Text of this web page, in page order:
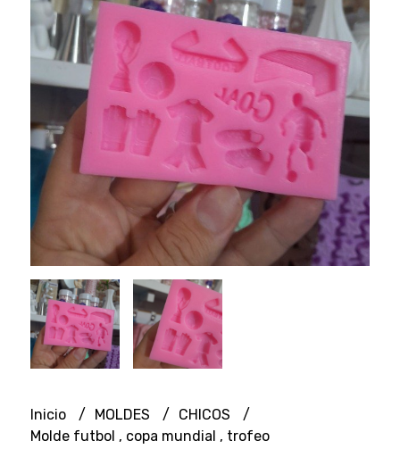
Inicio MOLDES
CHICOS
Molde futbol , copa mundial , trofeo